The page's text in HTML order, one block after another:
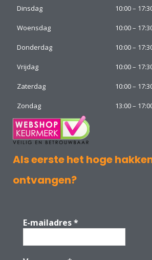
Dinsdag 10:00 –
Woensdag 10:00 –
Donderdag 10:00 –
Vrijdag 10:00 –
Zaterdag 10:00 –
Zondag 13:00 –
Als eerste het hoge
ontvangen?
E-mailadres*